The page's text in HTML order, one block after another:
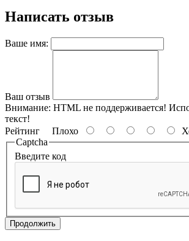
Написать отзыв
Ваше имя:
Ваш отзыв
Внимание: HTML не поддерживается!
текст!
Рейтинг Плохо
Captcha
Введите код
Продолжить